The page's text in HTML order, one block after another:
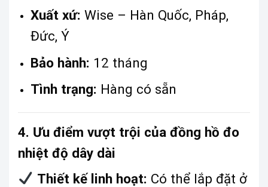
Xuất xứ: Wise – Hàn Quốc, Pháp,
Đức, Ý
Bảo hành: 12 tháng
Tình trạng: Hàng có sẵn
4. Ưu điểm vượt trội của đồng hồ đo
nhiệt độ dây dài
Thiết kế linh hoạt: Có thể lắp đặt ở